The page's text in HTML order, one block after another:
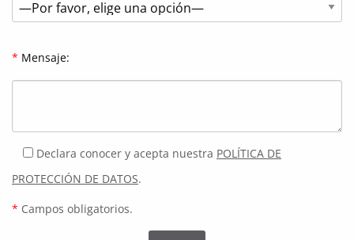
* Mensaje:
Declara conocer y acepta nuestra POLÍTICA DE
PROTECCIÓN DE DATOS.
* Campos obligatorios.